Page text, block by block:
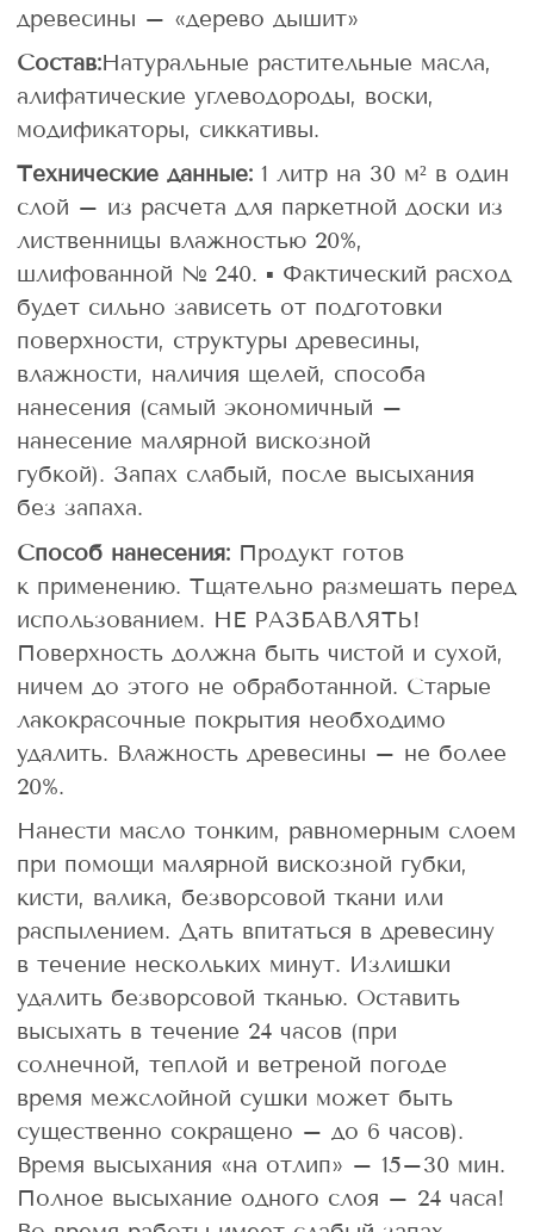
древесины – «дерево дышит»
Состав:Натуральные растительные масла,
алифатические углеводороды, воски,
модификаторы, сиккативы.
Технические данные: 1 литр на 30 м² в один
слой – из расчета для паркетной доски из
лиственницы влажностью 20%,
шлифованной № 240. ▪ Фактический расход
будет сильно зависеть от подготовки
поверхности, структуры древесины,
влажности, наличия щелей, способа
нанесения (самый экономичный –
нанесение малярной вискозной
губкой). Запах слабый, после высыхания
без запаха.
Способ нанесения: Продукт готов
к применению. Тщательно размешать перед
использованием. НЕ РАЗБАВЛЯТЬ!
Поверхность должна быть чистой и сухой,
ничем до этого не обработанной. Старые
лакокрасочные покрытия необходимо
удалить. Влажность древесины – не более
20%.
Нанести масло тонким, равномерным слоем
при помощи малярной вискозной губки,
кисти, валика, безворсовой ткани или
распылением. Дать впитаться в древесину
в течение нескольких минут. Излишки
удалить безворсовой тканью. Оставить
высыхать в течение 24 часов (при
солнечной, теплой и ветреной погоде
время межслойной сушки может быть
существенно сокращено – до 6 часов).
Время высыхания «на отлип» – 15–30 мин.
Полное высыхание одного слоя – 24 часа!